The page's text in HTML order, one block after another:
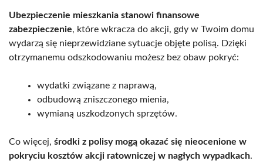
Ubezpieczenie mieszkania stanowi finansowe
zabezpieczenie, które wkracza do akcji, gdy w Twoim domu
wydarzą się nieprzewidziane sytuacje objęte polisą. Dzięki
otrzymanemu odszkodowaniu możesz bez obaw pokryć:
wydatki związane z naprawą,
odbudową zniszczonego mienia,
wymianą uszkodzonych sprzętów.
Co więcej, środki z polisy mogą okazać się nieocenione w
pokryciu kosztów akcji ratowniczej w nagłych wypadkach.